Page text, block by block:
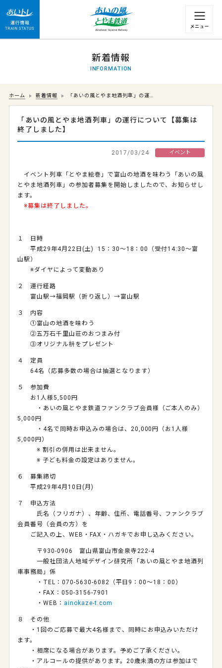
運行情報 列車の遅れ情報等についてはこちら
新着情報
INFORMATION
ホーム 新着情報 「あいの風とやま地酒列車」の運…
「あいの風とやま地酒列車」の運行について【募集は
終了しました】
2017/03/24 イベント
イベント列車「とやま絵巻」で富山の地酒を味わう「あいの風
とやま地酒列車」の参加者募集を開始しましたので、お知らせし
ます。
※募集は終了しました。
１ 日時
平成29 年4月22 日 (土) 15 ： 30～18 ：00 （受付14:30～富
山駅）
※ダイヤによって変動あり
２ 運行経路
富山駅→福岡駅（折り返し）→富山駅
３ 内容
①富山の地酒を味わう
②五万石千里山荘のおつまみ付
③オリジナル枡をプレゼント
４ 定員
64名（応募多数の場合は抽選となります）
５ 参加費
お 1人様5,500 円
・あいの風とやま鉄道ファンクラブ会員様（ご本人のみ）
5,000 円
・ 4名で同時お申込みの場合は、 20,000 円（お 1人様
5,000 円）
※ 割引の併用は出来ません。
※ 子ども料金の設定はありません。
６ 募集締切
平成29年4月 10 日 (月 )
７ 申込方法
氏名（フリガナ）、年齢、住所、電話番号、ファンクラブ
会員番号（会員の方）を
ご記入の上、WEB ・ FAX ・ハガキでお申し込みください。
〒 930-0906 富山県富山市金泉寺222-4
一般社団法人地域デザイン研究所「あいの風とやま地酒列
車事務局」係
・ TEL ：070-5630-6082 （平日 9 ：00～18 ：00 ）
・ FAX ：050-3156-7901
・WEB ： ainokaze-t.com
８ その他
・ 1 回のご応募で最大4名様まで、同時にお申込みいただけ
ます。
・相席になる場合があります。予めご了承ください。
・アルコールの提供があります。 20歳未満の方は参加はで